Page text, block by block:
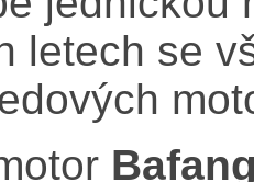
letech se